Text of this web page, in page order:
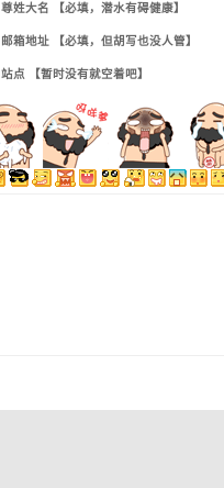
尊姓大名 【必填，潜水有碍健康】
邮箱地址 【必填，但胡写也没人管】
站点 【暂时没有就空着吧】